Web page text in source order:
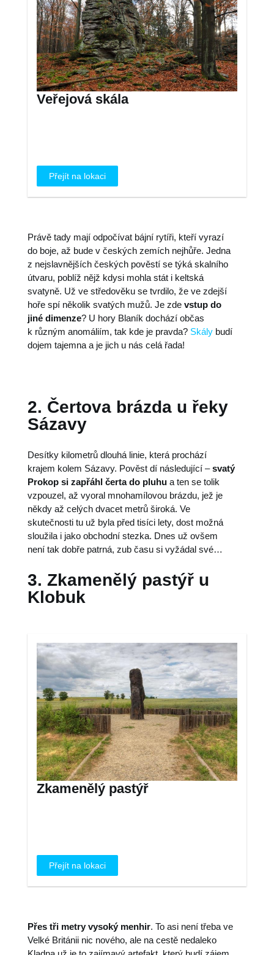
Veřejová skála
Přejít na lokaci
Právě tady mají odpočívat bájní rytíři, kteří vyrazí
do boje, až bude v českých zemích nejhůře. Jedna
z nejslavnějších českých pověstí se týká skalního
útvaru, poblíž nějž kdysi mohla stát i keltská
svatyně. Už ve středověku se tvrdilo, že ve zdejší
hoře spí několik svatých mužů. Je zde vstup do
jiné dimenze? U hory Blaník dochází občas
k různým anomáliím, tak kde je pravda? Skály budí
dojem tajemna a je jich u nás celá řada!
2. Čertova brázda u řeky
Sázavy
Desítky kilometrů dlouhá linie, která prochází
krajem kolem Sázavy. Pověst dí následující –svatý
Prokop si zapřáhl čerta do pluhu a ten se tolik
vzpouzel, až vyoral mnohamílovou brázdu, jež je
někdy až celých dvacet metrů široká. Ve
skutečnosti tu už byla před tisíci lety, dost možná
sloužila i jako obchodní stezka. Dnes už ovšem
není tak dobře patrná, zub času si vyžádal své…
3. Zkamenělý pastýř u
Klobuk
Zkamenělý pastýř
Přejít na lokaci
Přes tři metry vysoký menhir. To asi není třeba ve
Velké Británii nic nového, ale na cestě nedaleko